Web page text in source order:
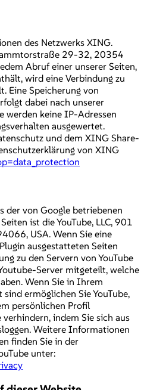
des Netzwerks XING.
29-32, 20354
Abruf einer unserer Seiten,
wird eine Verbindung zu
Eine Speicherung von
dabei nach unserer
werden keine IP-Adressen
ausgewertet.
und dem XING Share-
von XING
der von Google betriebenen
ist die YouTube, LLC, 901
USA. Wenn Sie eine
ausgestatteten Seiten
zu den Servern von YouTube
Server mitgeteilt, welche
Wenn Sie in Ihrem
ermöglichen Sie YouTube,
persönlichen Profil
indem Sie sich aus
Weitere Informationen
finden Sie in der
unter: